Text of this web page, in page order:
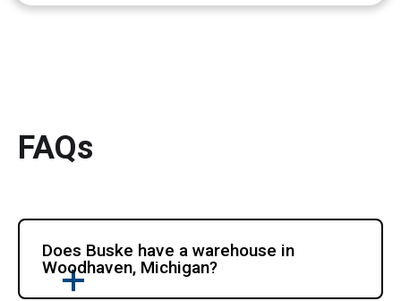
FAQs
Does Buske have a warehouse in
Woodhaven, Michigan?